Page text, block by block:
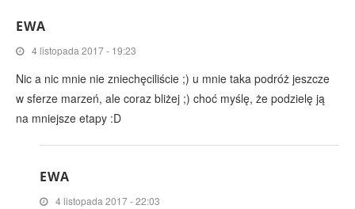
EWA
4 listopada 2017 - 19:23
Nic a nic mnie nie zniechęciliście ;) u mnie taka podróż jeszcze
w sferze marzeń, ale coraz bliżej ;) choć myślę, że podzielę ją
na mniejsze etapy :D
EWA
4 listopada 2017 - 22:03